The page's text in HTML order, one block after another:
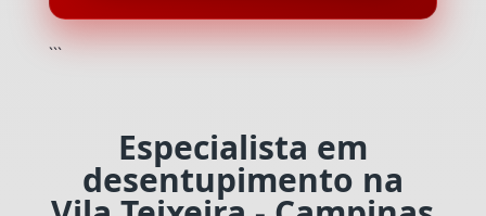
```
Especialista em
desentupimento na